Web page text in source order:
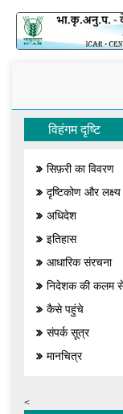
विहंगम दृष्टि
सिफ़री का विवरण
दृष्टिकोण और लक्ष्य
अधिदेश
इतिहास
आधारिक संरचना
निदेशक की कलम
कैसे पहुंचे
संपर्क सूत्र
मानचित्र
<